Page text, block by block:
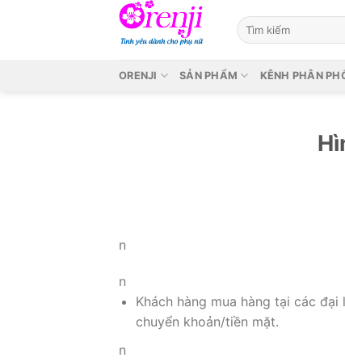
ORENJI SẢN PHẨM KÊNH PHÂN
n
n
Khách hàng mua hàng tại các
chuyển khoản/tiền mặt.
n